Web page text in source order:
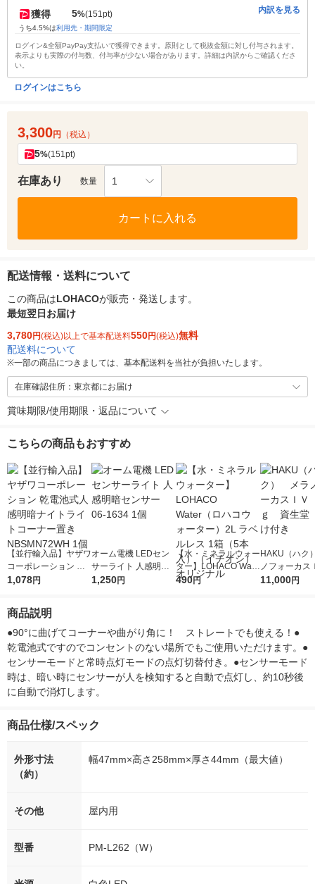
獲得 5%(151pt)
うち4.5%は利用先・期間限定
内訳を見る
ログイン&全額PayPay支払いで獲得できます。原則として税抜金額に対し付与されます。
表示よりも実際の付与数、付与率が少ない場合があります。詳細は内訳からご確認くださ
い。
ログインはこちら
3,300円 （税込）
5%(151pt)
在庫あり 数量 1
カートに入れる
配送情報・送料について
この商品はLOHACOが販売・発送します。
最短翌日お届け
3,780円(税込)以上で基本配送料550円(税込)無料
配送料について
※一部の商品につきましては、基本配送料を当社が負担いたします。
在庫確認住所：東京都にお届け
賞味期限/使用期限・返品について
こちらの商品もおすすめ
【並行輸入品】ヤザワ
コーポレーション 乾
電池式人感明暗ナイト
1,078円
オーム電機 LEDセン
サーライト 人感明暗
センサー 06-1634 1個
1,250円
【水・ミネラルウォー
ター】LOHACO Wate
r（ロハコウォータ
490円
HAKU（ハ
ノフォーカ
5ｇ 資生堂
11,000円
商品説明
●90°に曲げてコーナーや曲がり角に！　ストレートでも使える！●
乾電池式ですのでコンセントのない場所でもご使用いただけます。●
センサーモードと常時点灯モードの点灯切替付き。●センサーモード
時は、暗い時にセンサーが人を検知すると自動で点灯し、約10秒後
に自動で消灯します。
商品仕様/スペック
外形寸法
（約）
幅47mm×高さ258mm×厚さ44mm（最大値）
その他 屋内用
型番 PM-L262（W）